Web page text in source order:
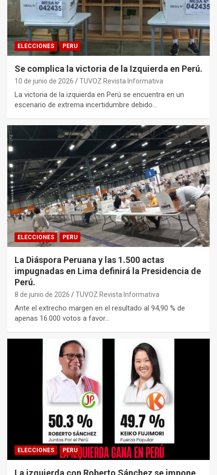
ELECCIONES PERU
Se complica la victoria de la Izquierda en Perú.
10 de junio de 2026 TUVOZ Revista Informativa
La victoria de la izquierda en Perú se encuentra en un
escenario de extrema incertidumbre debido…
ELECCIONES PERU
La Diáspora Peruana y las 1.500 actas
impugnadas en Lima definirá la Presidencia de
Perú.
8 de junio de 2026 TUVOZ Revista Informativa
Ante el extrecho margen en el resultado al 94,90 % de
apenas 16.000 votos a favor…
ELECCIONES PERU